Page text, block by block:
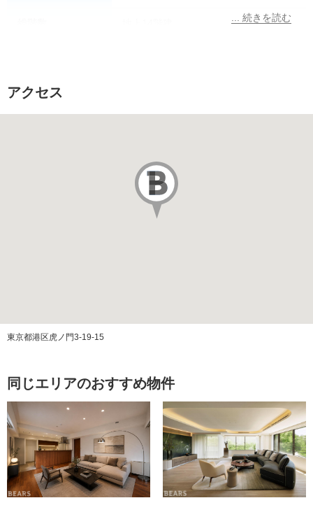
販売価格
管理方式 全部委託（日勤）
修繕積立金
可（飼育細則有）
エレベーター あり
構造 RC(鉄筋コンクリート)造
アクセス
東京都港区虎ノ門3-19-15
同じエリアのおすすめ物件